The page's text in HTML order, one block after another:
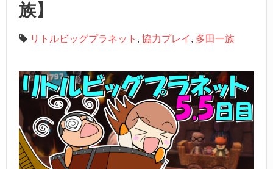
族】
リトルビッグプラネット , 協力プレイ , 多田一族